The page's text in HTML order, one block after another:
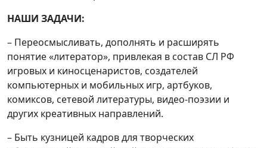
НАШИ ЗАДАЧИ:
– Переосмысливать, дополнять и расширять
понятие «литератор», привлекая в состав СЛ РФ
игровых и киносценаристов, создателей
компьютерных и мобильных игр, артбуков,
комиксов, сетевой литературы, видео-поэзии и
других креативных направлений.
– Быть кузницей кадров для творческих